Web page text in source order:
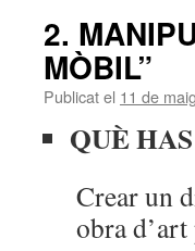
2.
MÒBIL”
Publicat el 11 de
QUÈ
Crear un
obra